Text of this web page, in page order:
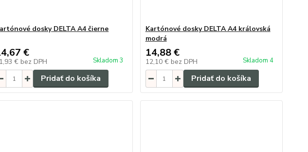
dosky DELTA A4 čierne
€
€ bez DPH Skladom 3
Pridať do košíka
Kartónové dosky DELTA A4 královská
modrá
14,88 €
12,10 € bez DPH Skladom 4
Pridať do košíka